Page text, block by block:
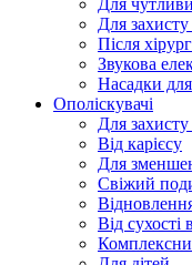
Для
Для захисту
Після
Звукова
Насадки
Ополіскувачі
Для захисту
Від карієсу
Для
Свіжий
Від сухості